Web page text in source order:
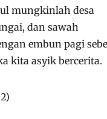
mungkinlah desa
dan sawah
embun pagi
kita asyik bercerita.